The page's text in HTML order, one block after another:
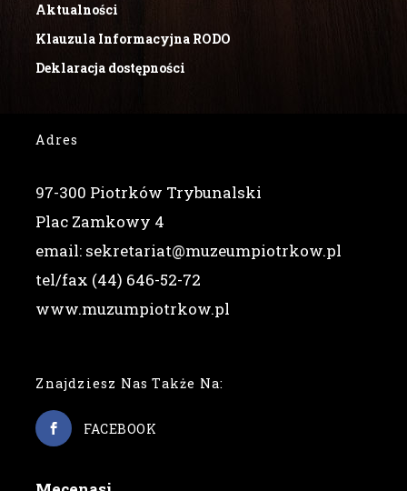
Aktualności
Klauzula Informacyjna RODO
Deklaracja dostępności
Adres
97-300 Piotrków Trybunalski
Plac Zamkowy 4
email: sekretariat@muzeumpiotrkow.pl
tel/fax (44) 646-52-72
www.muzumpiotrkow.pl
Znajdziesz Nas Także Na:
FACEBOOK